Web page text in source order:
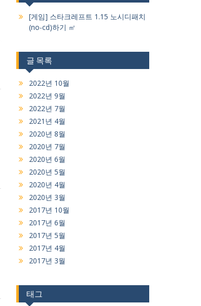
[게임] 스타크레프트 1.15 노시디패치
(no-cd)하기 ㎡
글 목록
2022년 10월
2022년 9월
2022년 7월
2021년 4월
2020년 8월
2020년 7월
2020년 6월
2020년 5월
2020년 4월
2020년 3월
2017년 10월
2017년 6월
2017년 5월
2017년 4월
2017년 3월
태그